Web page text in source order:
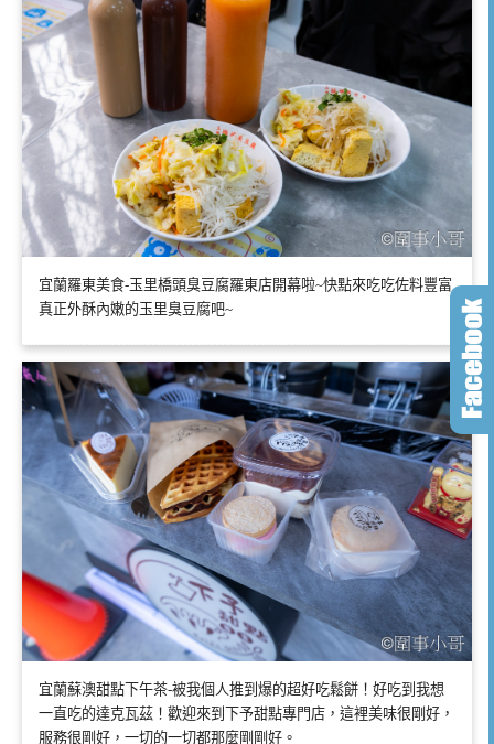
宜蘭羅東美食-玉里橋頭臭豆腐羅東店開幕啦~快點來吃吃佐料豐富
真正外酥內嫩的玉里臭豆腐吧~
宜蘭蘇澳甜點下午茶-被我個人推到爆的超好吃鬆餅！好吃到我想
一直吃的達克瓦茲！歡迎來到下予甜點專門店，這裡美味很剛好，
服務很剛好，一切的一切都那麼剛剛好。